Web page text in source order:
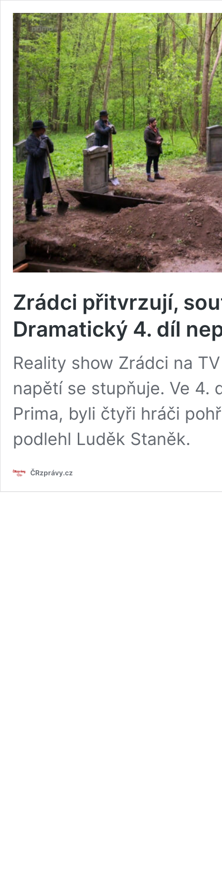
Zrádci přitvrzují,
Dramatický 4. díl
Reality show Zrádci na
napětí se stupňuje. Ve 4.
Prima, byli čtyři hráči
podlehl Luděk Staněk.
ČRzprávy.cz